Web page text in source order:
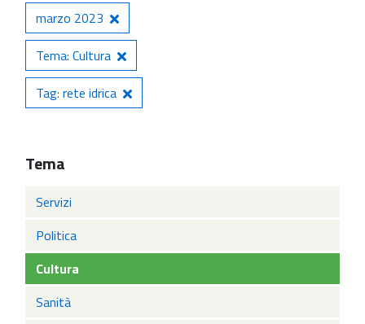
marzo 2023
Tema: Cultura
Tag: rete idrica
Tema
Servizi
Politica
Cultura
Sanità